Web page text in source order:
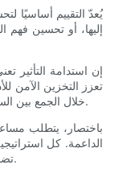
يُعدّ التقييم أساسيًا
إليها، أو تحسين فهم
إن استدامة التأثير
تعزز التخزين الآمن
خلال الجمع بين السياسات الذكية والشراكات التعاونية والتقييم الدقيق، تصبح الاستراتيجيات التعليمية المتعلقة بالتغليف المقاوم للأطفال ليست مجرد تدخلات مؤقتة، بل مكونات أساسية ودائمة في بنية السلامة المجتمعية.
باختصار، يتطلب
الداعمة. كل
تضمن التطبيق المتسق والتحسين المستمر. والهدف الجماعي هو جعل السلوكيات الوقائية سهلة وبديهية ومتوافقة مع الثقافة، بحيث تتمكن الأسر من الاعتماد على التصميم والعادات اليومية لحماية أطفالها.